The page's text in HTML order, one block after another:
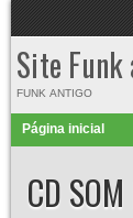
Site
FUNK ANTIGO
Página inicial
CD